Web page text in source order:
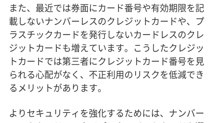
また、最近では券面にカード番号や有効期限を記
載しないナンバーレスのクレジットカードや、プ
ラスチックカードを発行しないカードレスのクレ
ジットカードも増えています。こうしたクレジッ
トカードでは第三者にクレジットカード番号を見
られる心配がなく、不正利用のリスクを低減でき
るメリットがあります。
よりセキュリティを強化するためには、ナンバー